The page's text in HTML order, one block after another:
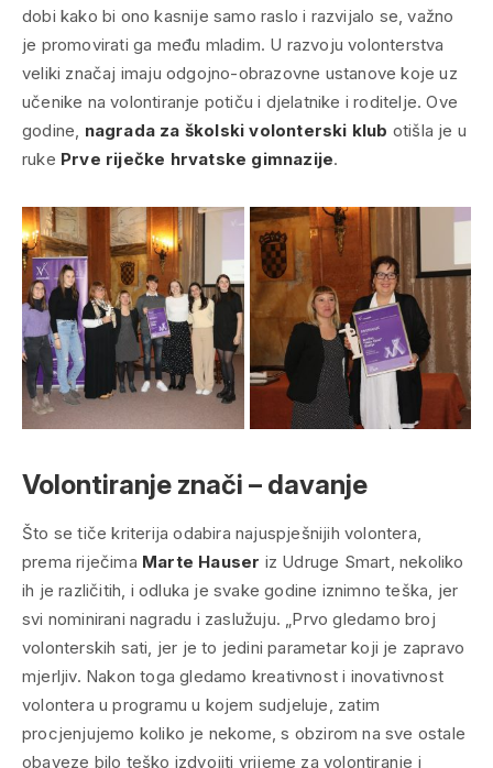
dobi kako bi ono kasnije samo raslo i razvijalo se, važno
je promovirati ga među mladim. U razvoju volonterstva
veliki značaj imaju odgojno-obrazovne ustanove koje uz
učenike na volontiranje potiču i djelatnike i roditelje. Ove
godine, nagrada za školski volonterski klub otišla je u
ruke Prve riječke hrvatske gimnazije.
Volontiranje znači – davanje
Što se tiče kriterija odabira najuspješnijih volontera,
prema riječima Marte Hauser iz Udruge Smart, nekoliko
ih je različitih, i odluka je svake godine iznimno teška, jer
svi nominirani nagradu i zaslužuju. „ Prvo gledamo broj
volonterskih sati, jer je to jedini parametar koji je zapravo
mjerljiv. Nakon toga gledamo kreativnost i inovativnost
volontera u programu u kojem sudjeluje, zatim
procjenjujemo koliko je nekome, s obzirom na sve ostale
obaveze bilo teško izdvojiti vrijeme za volontiranje i